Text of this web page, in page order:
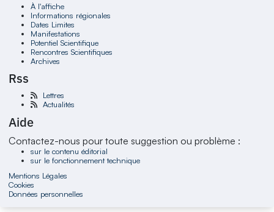
À l'affiche
Informations régionales
Dates Limites
Manifestations
Potentiel Scientifique
Rencontres Scientifiques
Archives
Rss
Lettres
Actualités
Aide
Contactez-nous pour toute suggestion ou problème :
sur le contenu éditorial
sur le fonctionnement technique
Mentions Légales
Cookies
Données personnelles